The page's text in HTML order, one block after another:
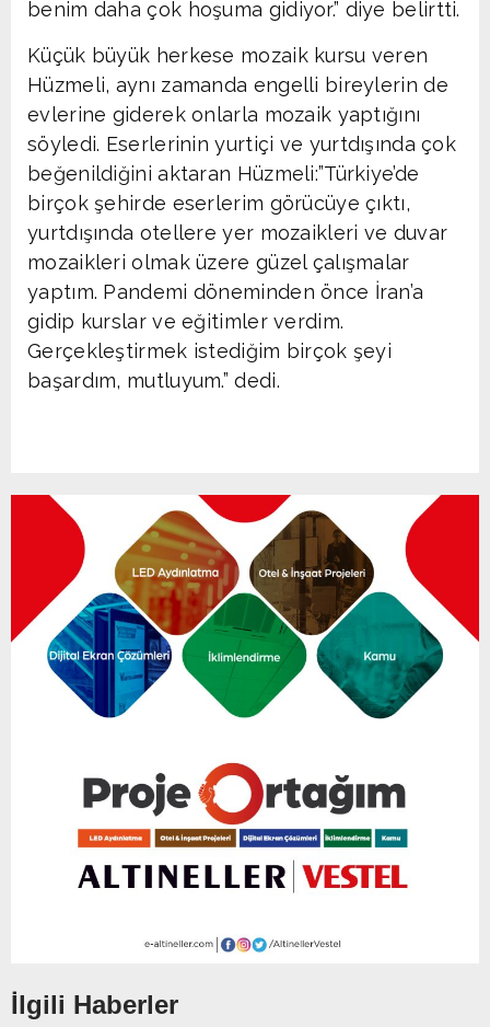
benim daha çok hoşuma gidiyor.” diye belirtti.
Küçük büyük herkese mozaik kursu veren
Hüzmeli, aynı zamanda engelli bireylerin de
evlerine giderek onlarla mozaik yaptığını
söyledi. Eserlerinin yurtiçi ve yurtdışında çok
beğenildiğini aktaran Hüzmeli:”Türkiye’de
birçok şehirde eserlerim görücüye çıktı,
yurtdışında otellere yer mozaikleri ve duvar
mozaikleri olmak üzere güzel çalışmalar
yaptım. Pandemi döneminden önce İran’a
gidip kurslar ve eğitimler verdim.
Gerçekleştirmek istediğim birçok şeyi
başardım, mutluyum.” dedi.
İlgili Haberler